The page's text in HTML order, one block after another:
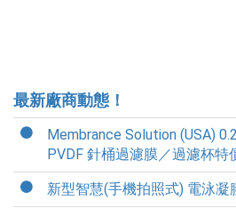
最新廠商動態！
Membrance Solution (USA)
PVDF 針桶過濾膜／過濾杯特
新型智慧(手機拍照式) 電泳凝